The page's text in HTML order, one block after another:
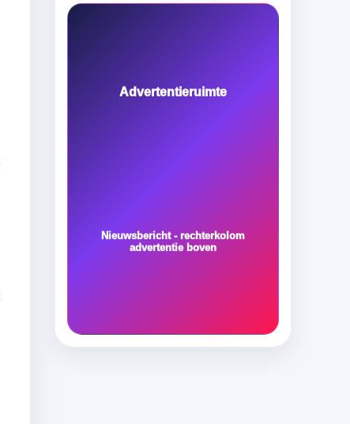
Advertentieruimte
Nieuwsbericht - rechterkolom
advertentie boven